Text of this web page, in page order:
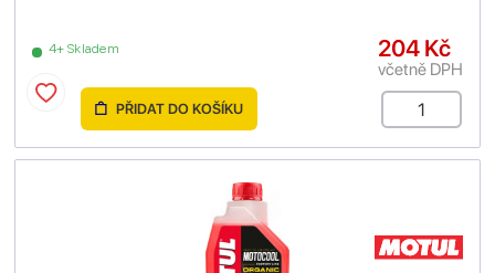
4+ Skladem 204 Kč
včetně DPH
PŘIDAT DO KOŠÍKU